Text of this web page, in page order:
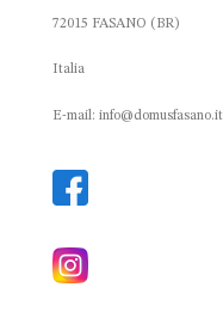
72015 FASANO (BR)
Italia
E-mail: info@domusfasano.it